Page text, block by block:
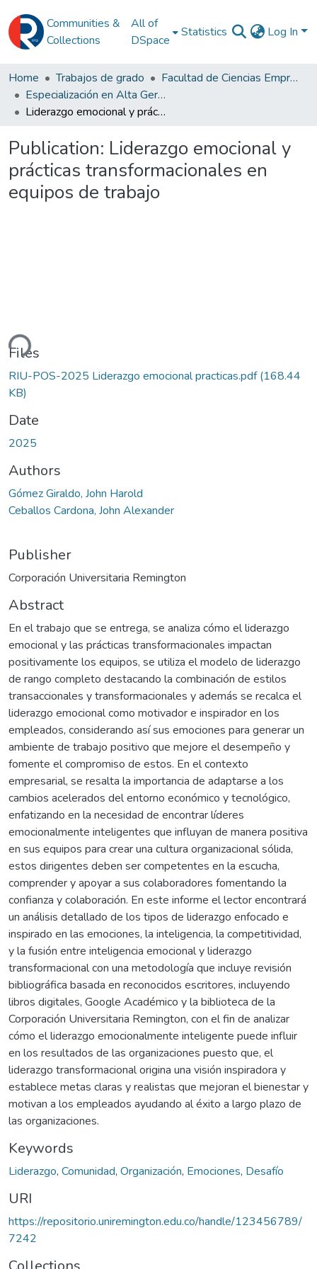
Communities &
Collections
All of
DSpace
Statistics Log In
Home Trabajos de grado
Facultad de Ciencias Empresariales
Especialización en Alta Gerencia
Liderazgo emocional y prácticas transformacionales en equipos de trabajo
Publication: Liderazgo emocional y
prácticas transformacionales en
equipos de trabajo
Files
RIU-POS-2025 Liderazgo emocional practicas.pdf(168.44
KB)
Date
2025
Authors
Gómez Giraldo, John Harold
Ceballos Cardona, John Alexander
Publisher
Corporación Universitaria Remington
Abstract
En el trabajo que se entrega, se analiza cómo el liderazgo
emocional y las prácticas transformacionales impactan
positivamente los equipos, se utiliza el modelo de liderazgo
de rango completo destacando la combinación de estilos
transaccionales y transformacionales y además se recalca el
liderazgo emocional como motivador e inspirador en los
empleados, considerando así sus emociones para generar un
ambiente de trabajo positivo que mejore el desempeño y
fomente el compromiso de estos. En el contexto
empresarial, se resalta la importancia de adaptarse a los
cambios acelerados del entorno económico y tecnológico,
enfatizando en la necesidad de encontrar líderes
emocionalmente inteligentes que influyan de manera positiva
en sus equipos para crear una cultura organizacional sólida,
estos dirigentes deben ser competentes en la escucha,
comprender y apoyar a sus colaboradores fomentando la
confianza y colaboración. En este informe el lector encontrará
un análisis detallado de los tipos de liderazgo enfocado e
inspirado en las emociones, la inteligencia, la competitividad,
y la fusión entre inteligencia emocional y liderazgo
transformacional con una metodología que incluye revisión
bibliográfica basada en reconocidos escritores, incluyendo
libros digitales, Google Académico y la biblioteca de la
Corporación Universitaria Remington, con el fin de analizar
cómo el liderazgo emocionalmente inteligente puede influir
en los resultados de las organizaciones puesto que, el
liderazgo transformacional origina una visión inspiradora y
establece metas claras y realistas que mejoran el bienestar y
motivan a los empleados ayudando al éxito a largo plazo de
las organizaciones.
Keywords
Liderazgo, Comunidad, Organización, Emociones, Desafío
URI
https://repositorio.uniremington.edu.co/handle/123456789/
7242